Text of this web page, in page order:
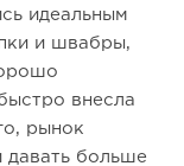
идеальным
и швабры,
внесла
рынок
давать больше